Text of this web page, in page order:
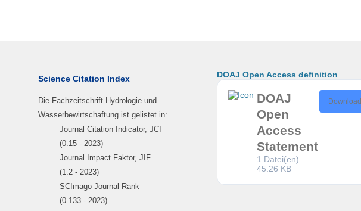
Science Citation Index
Die Fachzeitschrift Hydrologie und
Wasserbewirtschaftung ist gelistet in:
Journal Citation Indicator, JCI
(0.15 - 2023)
Journal Impact Faktor, JIF
(1.2 - 2023)
SCImago Journal Rank
(0.133 - 2023)
DOAJ Open Access definition
DOAJ
Open
Access
Statement
1 Datei(en)
45.26 KB
Download